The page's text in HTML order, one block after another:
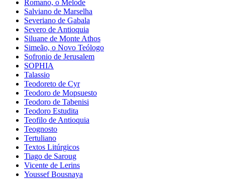
Romano, o Melode
Salviano de Marselha
Severiano de Gabala
Severo de Antioquia
Siluane de Monte Athos
Simeão, o Novo Teólogo
Sofronio de Jerusalem
SOPHIA
Talassio
Teodoreto de Cyr
Teodoro de Mopsuesto
Teodoro de Tabenisi
Teodoro Estudita
Teofilo de Antioquia
Teognosto
Tertuliano
Textos Litúrgicos
Tiago de Saroug
Vicente de Lerins
Youssef Bousnaya